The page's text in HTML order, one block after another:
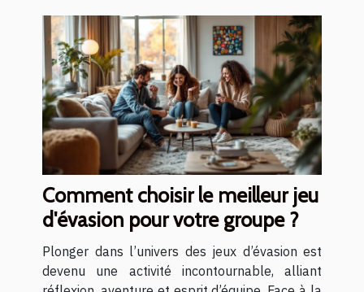
Comment choisir le meilleur jeu
d'évasion pour votre groupe ?
Plonger dans l’univers des jeux d’évasion est
devenu une activité incontournable, alliant